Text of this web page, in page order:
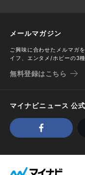
メールマガジン
ご興味に合わせたメルマガ
イフ、エンタメ/ホビーの3種
無料登録はこちら
マイナビニュース 公